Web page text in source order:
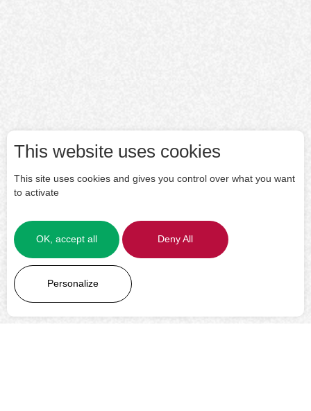
This website uses cookies
This site uses cookies and gives you control over what you want
to activate
OK, accept all Deny All
Personalize